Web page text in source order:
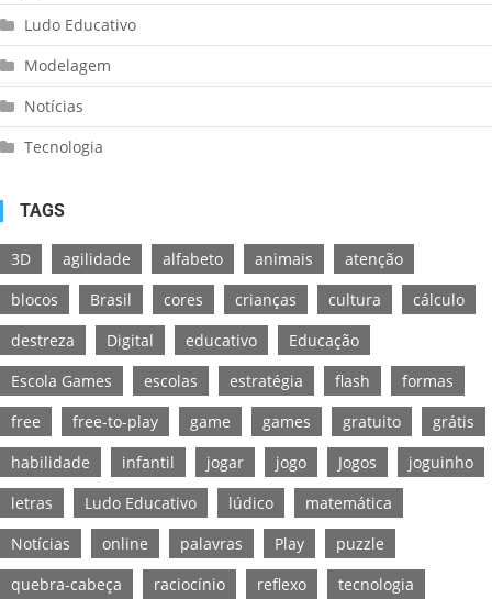
Ludo Educativo
Modelagem
Notícias
Tecnologia
TAGS
3D agilidade alfabeto animais
atenção
blocos
Brasil cores crianças cultura
cálculo
destreza
Digital educativo
Educação
Escola Games
escolas estratégia flash
formas
free
free-to-play game games gratuito
grátis
habilidade
infantil jogar jogo Jogos
joguinho
letras
Ludo Educativo lúdico
matemática
Notícias
online palavras Play
puzzle
quebra-cabeça
raciocínio reflexo tecnologia